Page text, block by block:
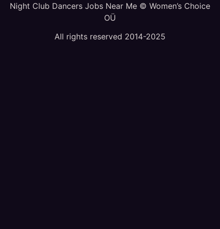
Night Club Dancers Jobs Near Me © Women’s Choice
OÜ
All rights reserved 2014-2025